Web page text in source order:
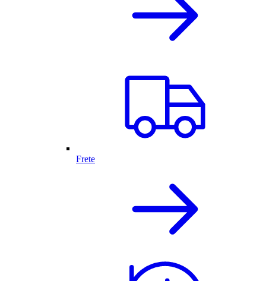
Frete